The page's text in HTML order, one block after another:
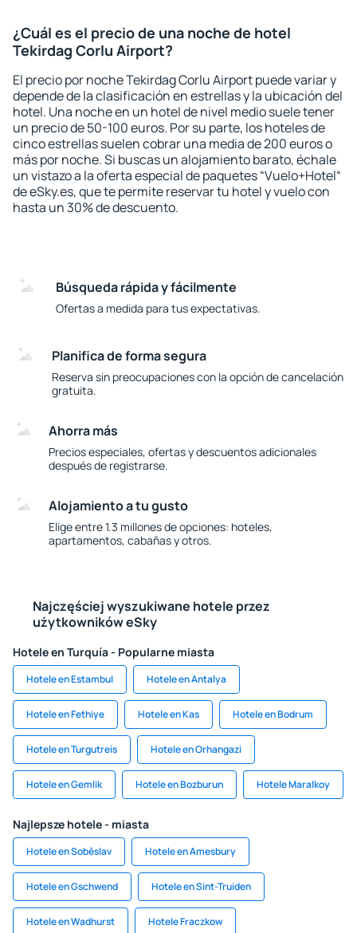
¿Cuál es el precio de una noche de hotel
Tekirdag Corlu Airport?
El precio por noche Tekirdag Corlu Airport puede variar y
depende de la clasificación en estrellas y la ubicación del
hotel. Una noche en un hotel de nivel medio suele tener
un precio de 50-100 euros. Por su parte, los hoteles de
cinco estrellas suelen cobrar una media de 200 euros o
más por noche. Si buscas un alojamiento barato, échale
un vistazo a la oferta especial de paquetes “Vuelo+Hotel“
de eSky.es, que te permite reservar tu hotel y vuelo con
hasta un 30% de descuento.
Búsqueda rápida y fácilmente
Ofertas a medida para tus expectativas.
Planifica de forma segura
Reserva sin preocupaciones con la opción de cancelación
gratuita.
Ahorra más
Precios especiales, ofertas y descuentos adicionales
después de registrarse.
Alojamiento a tu gusto
Elige entre 1.3 millones de opciones: hoteles,
apartamentos, cabañas y otros.
Najczęściej wyszukiwane hotele przez
użytkowników eSky
Hotele en Turquía - Popularne miasta
Hotele en Estambul Hotele en Antalya
Hotele en Fethiye Hotele en Kas Hotele en Bodrum
Hotele en Turgutreis Hotele en Orhangazi
Hotele en Gemlik Hotele en Bozburun Hotele Maralkoy
Najlepsze hotele - miasta
Hotele en Soběslav Hotele en Amesbury
Hotele en Gschwend Hotele en Sint-Truiden
Hotele en Wadhurst Hotele Fraczkow